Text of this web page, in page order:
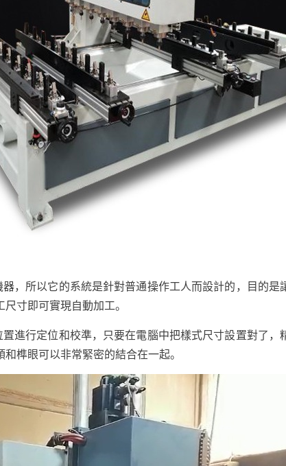
，所以它的系統是針對普通操作工人而設計的，目的
寸即可實現自動加工。
進行定位和校準，只要在電腦中把樣式尺寸設置對了，
榫眼可以非常緊密的結合在一起。